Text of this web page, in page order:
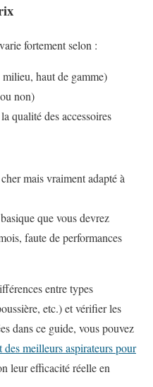
fortement selon :
haut de gamme)
non)
qualité des accessoires
mais vraiment adapté à
que vous devrez
faute de performances
entre types
etc.) et vérifier les
dans ce guide, vous pouvez
meilleurs aspirateurs pour
leur efficacité réelle en